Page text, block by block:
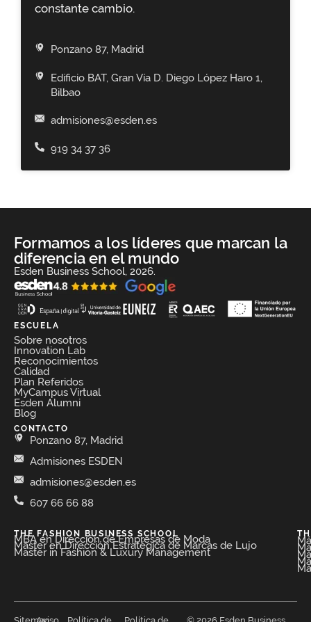
constante cambio.
Ponzano 87, Madrid
Edificio BAT, Gran Vía D. Diego López Haro 1,
Bilbao
admisiones@esden.es
919 34 37 36
Formamos a los líderes que marcan la
diferencia en el mundo
Esden Business School, 2026.
ESCUELA
Sobre nosotros
Innovation Lab
Reconocimientos
Calidad
Plan Referidos
MyCampus Virtual
Esden Alumni
Blog
CONTACTO
Ponzano 87, Madrid
Admisiones ESDEN
admisiones@esden.es
607 66 66 88
THE FASHION BUSINESS SCHOOL​
MBA en Dirección de Empresas de Moda​
Máster en Dirección Estratégica de Marcas de Lujo
Master in Fashion & Luxury Management